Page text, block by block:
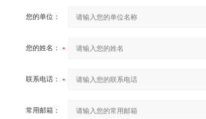
您的单位：
您的姓名：
联系电话：
常用邮箱：